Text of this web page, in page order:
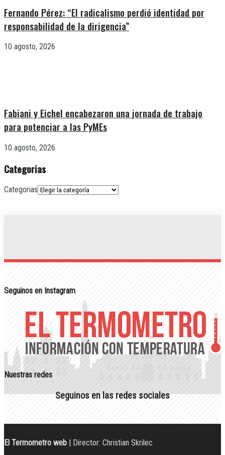
Fernando Pérez: “El radicalismo perdió identidad por
responsabilidad de la dirigencia”
10 agosto, 2026
Fabiani y Eichel encabezaron una jornada de trabajo
para potenciar a las PyMEs
10 agosto, 2026
Categorias
Categorias
Seguinos en Instagram
Nuestras redes
Seguinos en las redes sociales
El Termometro web | Director: Christian Skrilec